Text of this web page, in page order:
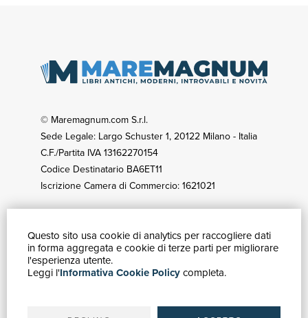
Questo sito usa cookie di analytics per raccogliere dati
in forma aggregata e cookie di terze parti per migliorare
l'esperienza utente.
Leggi l'Informativa Cookie Policycompleta.
© Maremagnum.com S.r.l.
Sede Legale: Largo Schuster 1, 20122 Milano - Italia
C.F./Partita IVA 13162270154
Codice Destinatario BA6ET11
Iscrizione Camera di Commercio: 1621021
GUIDA ACQUISTI
Catalogo
Ricerca avanzata
Spedizioni